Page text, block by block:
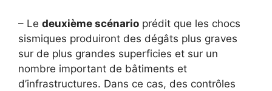
– Le deuxième scénario prédit que les chocs
sismiques produiront des dégâts plus graves
sur de plus grandes superficies et sur un
nombre important de bâtiments et
d’infrastructures. Dans ce cas, des contrôles